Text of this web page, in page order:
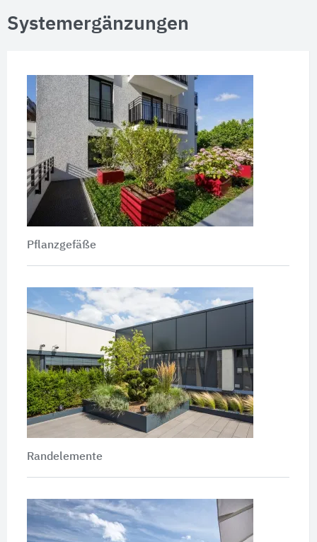
Systemergänzungen
Pflanzgefäße
Randelemente